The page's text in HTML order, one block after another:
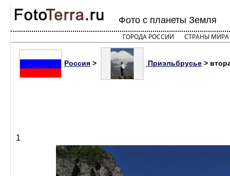
Фото с планеты Земля
ГОРОДА РОССИИ СТРАНЫ МИРА
Россия > Приэльбрусье >
1